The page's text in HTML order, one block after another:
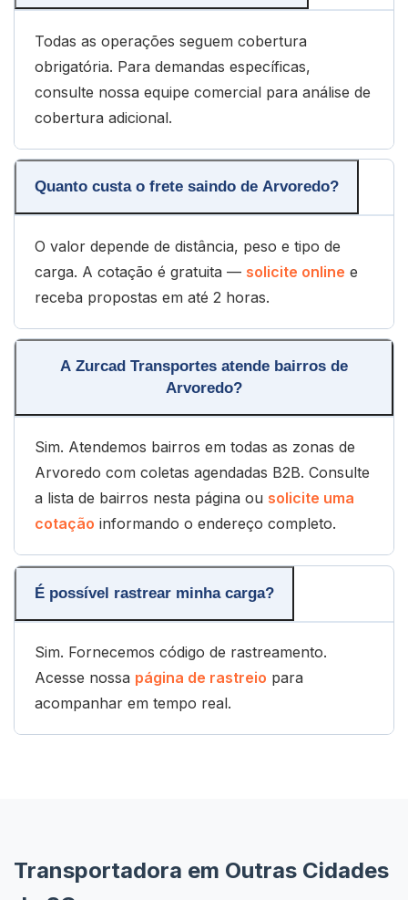
Todas as operações seguem cobertura
obrigatória. Para demandas específicas,
consulte nossa equipe comercial para análise de
cobertura adicional.
Quanto custa o frete saindo de Arvoredo?
O valor depende de distância, peso e tipo de
carga. A cotação é gratuita — solicite online e
receba propostas em até 2 horas.
A Zurcad Transportes atende bairros de
Arvoredo?
Sim. Atendemos bairros em todas as zonas de
Arvoredo com coletas agendadas B2B. Consulte
a lista de bairros nesta página ou solicite uma
cotação informando o endereço completo.
É possível rastrear minha carga?
Sim. Fornecemos código de rastreamento.
Acesse nossa página de rastreio para
acompanhar em tempo real.
Transportadora em Outras Cidades